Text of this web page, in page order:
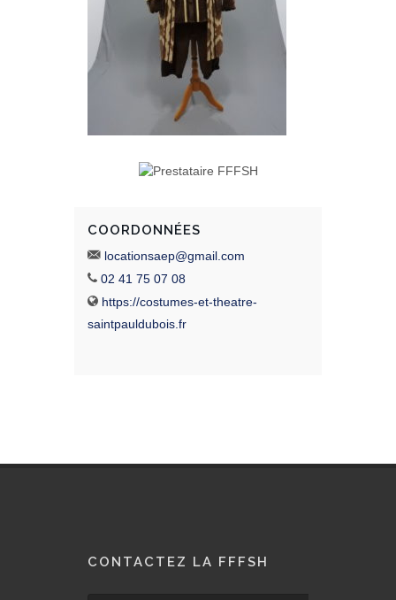
COORDONNÉES
locationsaep@gmail.com
02 41 75 07 08
https://costumes-et-theatre-
saintpauldubois.fr
CONTACTEZ LA FFFSH